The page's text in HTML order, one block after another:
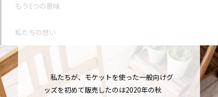
もう1つの意味
私たちの想い
私たちが、モケットを使った一般向けグ
ッズを初めて販売したのは2020年の秋